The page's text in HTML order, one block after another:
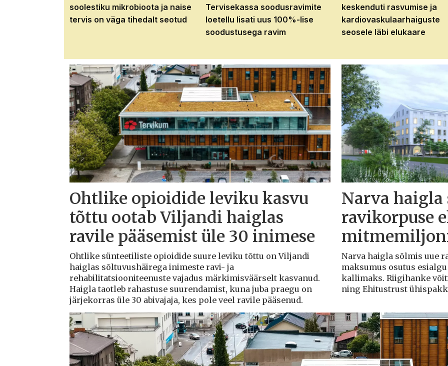
soolestiku mikrobioota ja naise
tervis on väga tihedalt seotud
Tervisekassa soodusravimite
loetellu lisati uus 100%-lise
soodustusega ravim
keskenduti rasvumise ja
kardiovaskulaarhaiguste
seosele läbi elukaare
Ohtlike opioidide leviku kasvu
tõttu ootab Viljandi haiglas
ravile pääsemist üle 30 inimese
Ohtlike sünteetiliste opioidide suure leviku tõttu on Viljandi
haiglas sõltuvushäirega inimeste ravi- ja
rehabilitatsiooniteenuste vajadus märkimisväärselt kasvanud.
Haigla taotleb rahastuse suurendamist, kuna juba praegu on
järjekorras üle 30 abivajaja, kes pole veel ravile pääsenud.
Narva haigla
ravikorpuse
Narva haigla sõlmis uue
maksumus osutus
kallimaks. Riigihanke
ning Ehitustrust